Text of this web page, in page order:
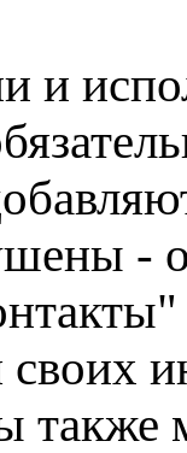
и
-
также